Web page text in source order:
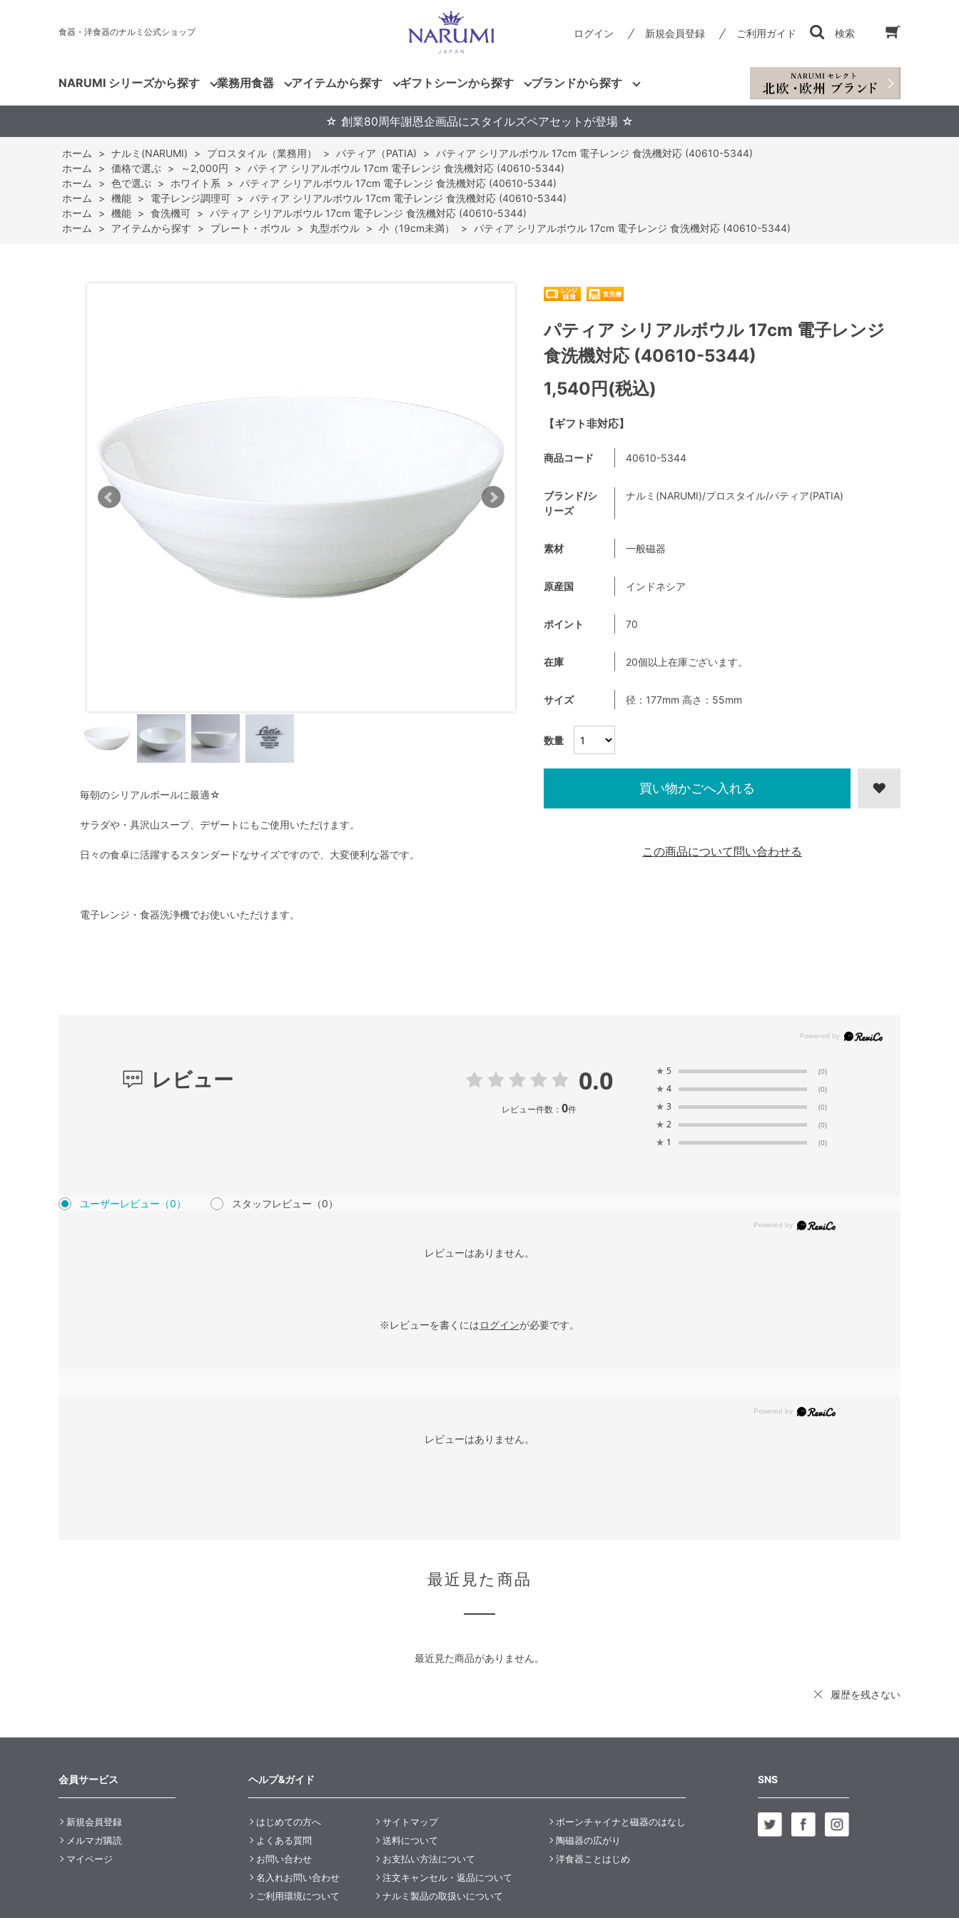
食器・洋食器のナルミ公式ショップ ログイン 新規会員登録 ご利用ガイド 検索
NARUMI シリーズから探す 業務用食器 アイテムから探す ギフトシーンから探す ブランドから探す
☆ 創業80周年謝恩企画品にスタイルズペアセットが登場 ☆
ホーム > ナルミ(NARUMI) > プロスタイル（業務用） > パティア（PATIA) > パティア シリアルボウル 17cm 電子レンジ 食洗機対応 (40610-5344)
ホーム
> 価格で選ぶ > ～2,000円 > パティア シリアルボウル 17cm 電子レンジ 食洗機対応 (40610-5344)
ホーム
> 色で選ぶ > ホワイト系 > パティア シリアルボウル 17cm 電子レンジ 食洗機対応 (40610-5344)
ホーム
> 機能 > 電子レンジ調理可 > パティア シリアルボウル 17cm 電子レンジ 食洗機対応 (40610-5344)
ホーム
> 機能 > 食洗機可 > パティア シリアルボウル 17cm 電子レンジ 食洗機対応 (40610-5344)
ホーム
> アイテムから探す > プレート・ボウル > 丸型ボウル > 小（19cm未満） > パティア シリアルボウル 17cm 電子レンジ 食洗機対応 (40610-5344)
毎朝のシリアルボールに最適☆
サラダや・具沢山スープ、デザートにもご使用いただけます。
日々の食卓に活躍するスタンダードなサイズですので、大変便利な器です。
電子レンジ・食器洗浄機でお使いいただけます。
【ギフト非対応】
パティア シリアルボウル 17cm 電子レンジ
食洗機対応 (40610-5344)
1,540円(税込)
数量
商品コード 40610-5344
ブランド/シ
リーズ
ナルミ(NARUMI)/プロスタイル/パティア(PATIA)
素材 一般磁器
原産国 インドネシア
ポイント 70
在庫 20個以上在庫ございます。
サイズ 径：177mm 高さ：55mm
買い物かごへ入れる
この商品について問い合わせる
レビュー 0.0
レビュー件数： 0件
★ 5 (0)
★ 4 (0)
★ 3 (0)
★ 2 (0)
★ 1 (0)
ユーザーレビュー （0） スタッフレビュー （0）
レビューはありません。
※レビューを書くにはログインが必要です。
レビューはありません。
最近見た商品
最近見た商品がありません。
履歴を残さない
会員サービス
新規会員登録
メルマガ購読
マイページ
ヘルプ&ガイド
はじめての方へ
よくある質問
お問い合わせ
名入れお問い合わせ
ご利用環境について
サイトマップ
送料について
お支払い方法について
注文キャンセル・返品について
ナルミ製品の取扱いについて
ボーンチャイナと磁器のはなし
陶磁器の広がり
洋食器ことはじめ
SNS